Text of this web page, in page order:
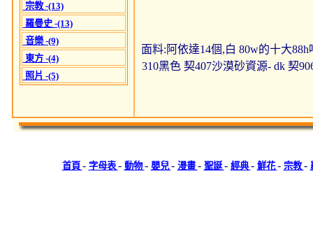
宗教 -(13)
羅曼史 -(13)
音樂 -(9)
東方 -(4)
照片 -(5)
面料:阿依達14個,白 80w的十大
310黑色 契407沙漠砂資源- dk 契
首頁 - 字母表 - 動物- 嬰兒- 漫畫- 聖誕- 經典- 鮮花- 宗教-